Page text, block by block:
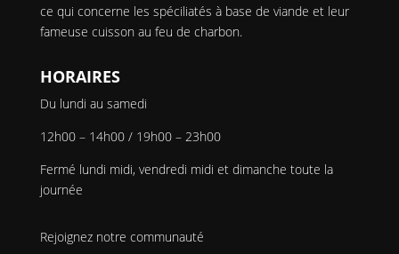
ce qui concerne les spéciliatés à base de viande et leur
fameuse cuisson au feu de charbon.
HORAIRES
Du lundi au samedi
12h00 – 14h00 / 19h00 – 23h00
Fermé lundi midi, vendredi midi et dimanche toute la
journée
Rejoignez notre communauté